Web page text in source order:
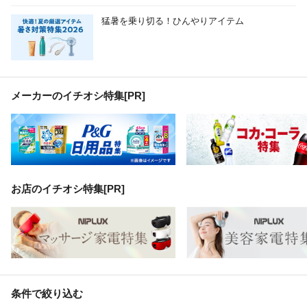
猛暑を乗り切る！ひんやりアイテム
メーカーのイチオシ特集[PR]
お店のイチオシ特集[PR]
条件で絞り込む